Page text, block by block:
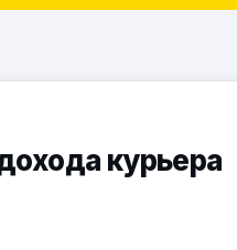
курьера